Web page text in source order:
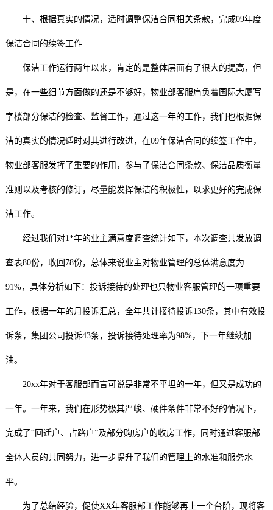
十、根据真实的情况，适时调整保洁合同相关条款，完成09年度
保洁合同的续签工作
保洁工作运行两年以来，肯定的是整体层面有了很大的提高，但
是，在一些细节方面做的还是不够好，物业部客服肩负着国际大厦写
字楼部分保洁的检查、监督工作，通过这一年的工作，我们也根据保
洁的真实的情况适时对其进行改进，在09年保洁合同的续签工作中，
物业部客服发挥了重要的作用，参与了保洁合同条款、保洁品质衡量
准则以及考核的修订，尽量能发挥保洁的积极性，以求更好的完成保
洁工作。
经过我们对1*年的业主满意度调查统计如下，本次调查共发放调
查表80份，收回78份，总体来说业主对物业管理的总体满意度为
91%，具体分析如下：投诉接待的处理也只物业客服管理的一项重要
工作，根据一年的月投诉汇总，全年共计接待投诉130条，其中有效投
诉条，集团公司投诉43条，投诉接待处理率为98%，下一年继续加
油。
20xx年对于客服部而言可说是非常不平坦的一年，但又是成功的
一年。一年来，我们在形势极其严峻、硬件条件非常不好的情况下，
完成了“回迁户、占路户”及部分购房户的收房工作，同时通过客服部
全体人员的共同努力，进一步提升了我们的管理上的水准和服务水
平。
为了总结经验，促使XX年客服部工作能够再上一个台阶，现将客